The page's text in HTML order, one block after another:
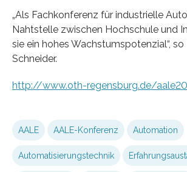
„Als Fachkonferenz für industrielle
Nahtstelle zwischen Hochschule und
sie ein hohes Wachstumspotenzial“, so
Schneider.
http://www.oth-regensburg.de/
AALE AALE-Konferenz Automation
Automatisierungstechnik